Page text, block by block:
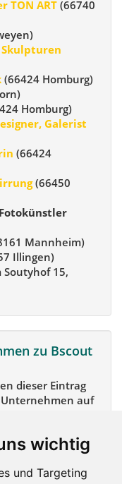
wichtig
und Targeting
TON ART(66740
(66424 Homburg)
Homburg)
Galerist
(66424
(66450
Mannheim)
Illingen)
Soutyhof 15,
zu Bscout
dieser Eintrag
auf